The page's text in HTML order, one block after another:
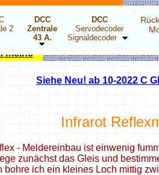
ich bin für
dankbar.
meine
2
DCC
Zentrale
43 A.
DCC
Servodecoder
Signaldecoder
Siehe Neu! ab 10-2022 C
Infrarot
- Meldereinbau ist einwenig
zunächst das Gleis und
bohre ich ein kleines Loch mittig